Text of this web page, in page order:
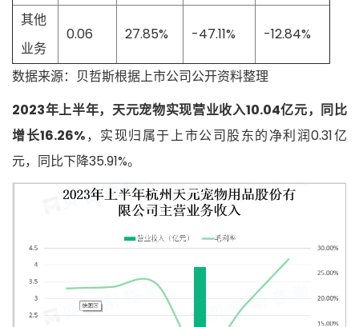
其他
业务
0.06 27.85% -47.11% -12.84%
数据来源：贝哲斯根据上市公司公开资料整理
2023年上半年，天元宠物实现营业收入10.04亿元，同比
增长16.26%，实现归属于上市公司股东的净利润0.31亿
元，同比下降35.91%。